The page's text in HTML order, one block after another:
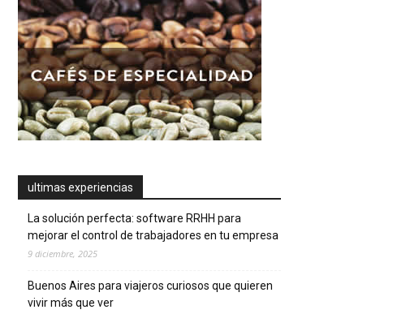
ultimas experiencias
La solución perfecta: software RRHH para
mejorar el control de trabajadores en tu empresa
9 diciembre, 2025
Buenos Aires para viajeros curiosos que quieren
vivir más que ver